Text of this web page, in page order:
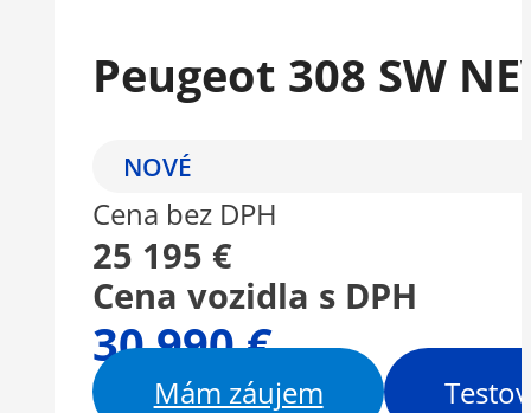
Peugeot 308 SW
NOVÉ
Cena bez DPH
25 195 €
Cena vozidla s DPH
30 990 €
Mám záujem